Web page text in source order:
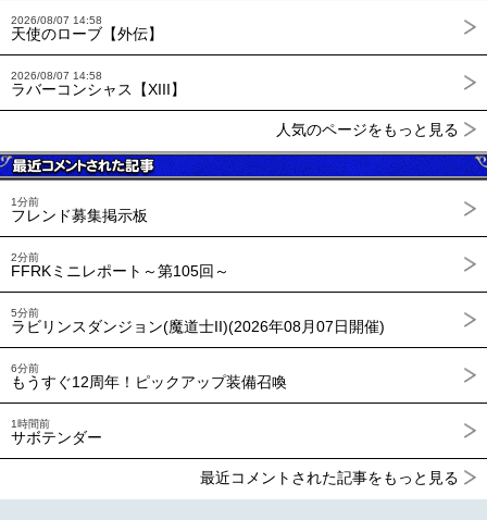
2026/08/07 14:58
天使のローブ【外伝】
2026/08/07 14:58
ラバーコンシャス【XIII】
人気のページをもっと見る
1分前
フレンド募集掲示板
2分前
FFRKミニレポート～第105回～
5分前
ラビリンスダンジョン(魔道士II)(2026年08月07日開催)
6分前
もうすぐ12周年！ピックアップ装備召喚
1時間前
サボテンダー
最近コメントされた記事をもっと見る